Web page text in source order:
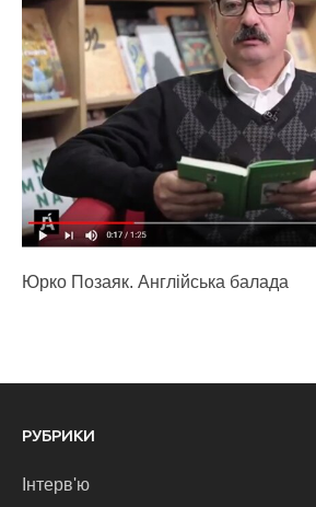
Юрко Позаяк. Англійська балада
РУБРИКИ
Інтерв'ю